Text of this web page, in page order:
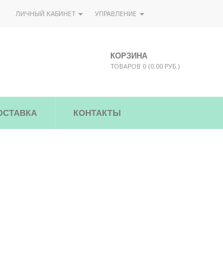
ЛИЧНЫЙ КАБИНЕТ УПРАВЛЕНИЕ
КОРЗИНА
ТОВАРОВ 0 (0.00 РУБ.)
КОНТАКТЫ